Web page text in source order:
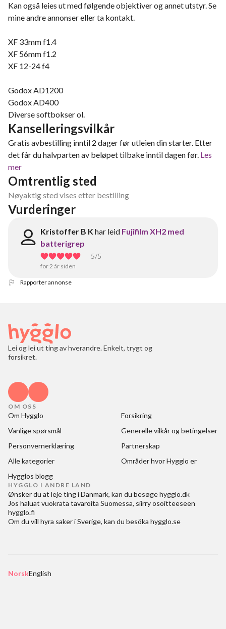
Kan også leies ut med følgende objektiver og annet utstyr. Se
mine andre annonser eller ta kontakt.
XF 33mm f1.4
XF 56mm f1.2
XF 12-24 f4
Godox AD1200
Godox AD400
Diverse softbokser ol.
Kanselleringsvilkår
Gratis avbestilling inntil 2 dager før utleien din starter. Etter
det får du halvparten av beløpet tilbake inntil dagen før. Les
mer
Omtrentlig sted
Nøyaktig sted vises etter bestilling
Vurderinger
Kristoffer B K har leid Fujifilm XH2 med
batterigrep
5/5
for 2 år siden
Rapporter annonse
Lei og lei ut ting av hverandre. Enkelt, trygt og
forsikret.
OM OSS
Om Hygglo
Forsikring
Vanlige spørsmål
Generelle vilkår og betingelser
Personvernerklæring
Partnerskap
Alle kategorier
Områder hvor Hygglo er
Hygglos blogg
HYGGLO I ANDRE LAND
Ønsker du at leje ting i Danmark, kan du besøgehygglo.dk
Jos haluat vuokrata tavaroita Suomessa, siirry osoitteeseen
hygglo.fi
Om du vill hyra saker i Sverige, kan du besöka hygglo.se
NorskEnglish